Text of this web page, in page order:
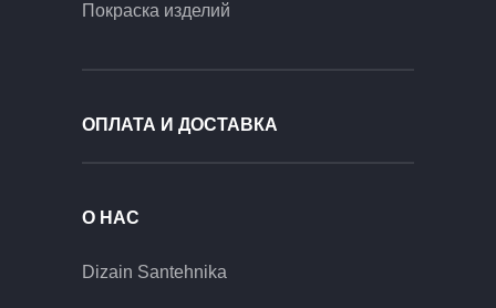
Покраска изделий
ОПЛАТА И ДОСТАВКА
О НАС
Dizain Santehnika